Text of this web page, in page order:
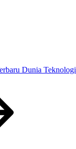
Dunia Teknologi